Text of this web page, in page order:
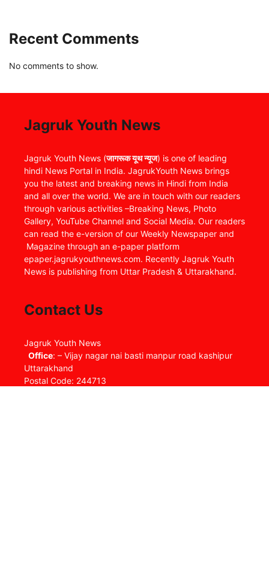
Recent Comments
No comments to show.
Jagruk Youth News
Jagruk Youth News (जागरूक यूथ न्यूज) is one of leading
hindi News Portal in India. JagrukYouth News brings
you the latest and breaking news in Hindi from India
and all over the world. We are in touch with our readers
through various activities –Breaking News, Photo
Gallery, YouTube Channel and Social Media. Our readers
can read the e-version of our Weekly Newspaper and
Magazine through an e-paper platform
epaper.jagrukyouthnews.com. Recently Jagruk Youth
News is publishing from Uttar Pradesh & Uttarakhand.
Contact Us
Jagruk Youth News
Office: – Vijay nagar nai basti manpur road kashipur
Uttarakhand
Postal Code: 244713